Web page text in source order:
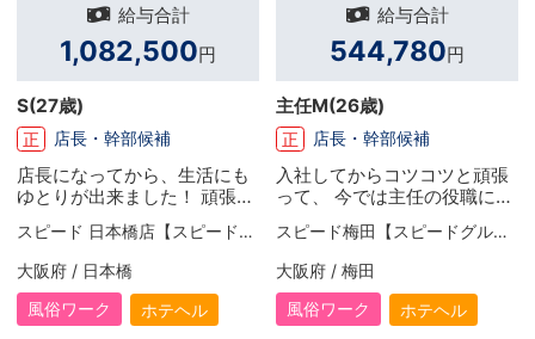
円
、生活にも
た！ 頑張り
あります。
が出来るの
したい時は
旅行に出か
！ 旅行の際
スピード 日本橋店【スピードグループ】
テヘル
544,780
正 店長・幹部候補
入社してからコツコツと頑張
って、 今では主任の役職に就
きました！ お給料面もかなり
昇給して頂けたので、頑張れ
ば頑張るだけ反映して頂ける
会社です。 ダークなイメージ
がありましたが全くそのよう
なことも無く、シフトなども
スピード梅田【スピードグループ】
大阪府 / 梅田
風俗ワーク
ホテヘル
兼業セラピストB
ア セラピスト
兼業で週1～2日程
す。自分のライフ
合った日数で働い
収入面でも助かっ
頑張りがいを感じ
MEN's KOBE
風俗ワーク